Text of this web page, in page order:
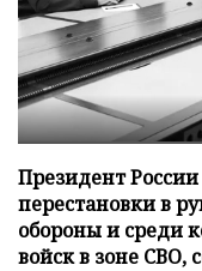
Президент
перестановки в
обороны и среди
войск в зоне СВО,